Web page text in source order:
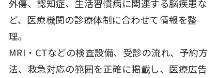
外傷、認知症、生活習慣病に関連する脳疾患な
ど、医療機関の診療体制に合わせて情報を整
理。
MRI・CTなどの検査設備、受診の流れ、予約方
法、救急対応の範囲を正確に掲載し、医療広告